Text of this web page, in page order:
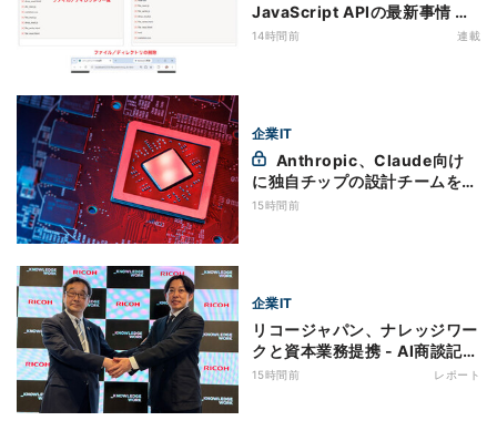
JavaScript APIの最新事情 第
11回 JavaScriptでファイル管
14時間前 連載
企業IT
に独自チップの設計チームを新
設
15時間前
企業IT
リコージャパン、ナレッジワー
クと資本業務提携 - AI商談記録
を2030年度までに3000社へ
15時間前 レポート